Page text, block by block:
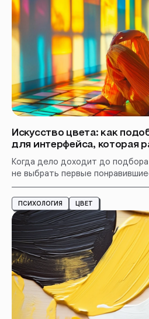
Искусство цвета: как
для интерфейса, которая
Когда дело доходит до
не выбрать первые
создать гармоничную палитру.
просто, но почему тогда
выглядят так, будто их
ПСИХОЛОГИЯ ЦВЕТ